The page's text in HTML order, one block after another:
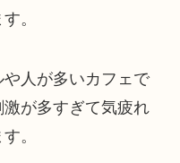
。
人が多いカフェで
が多すぎて気疲れ
。